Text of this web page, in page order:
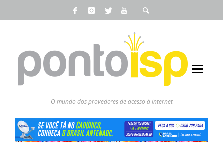
O mundo dos provedores de acesso à internet